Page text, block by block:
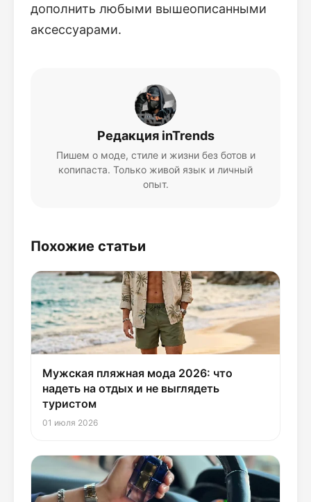
дополнить любыми вышеописанными
аксессуарами.
Редакция inTrends
Пишем о моде, стиле и жизни без ботов и
копипаста. Только живой язык и личный
опыт.
Похожие статьи
Мужская пляжная мода 2026: что
надеть на отдых и не выглядеть
туристом
01 июля 2026